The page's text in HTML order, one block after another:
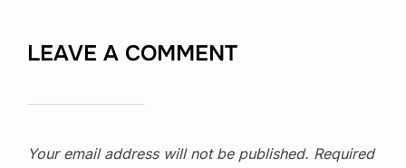
LEAVE A COMMENT
Your email address will not be published. Required